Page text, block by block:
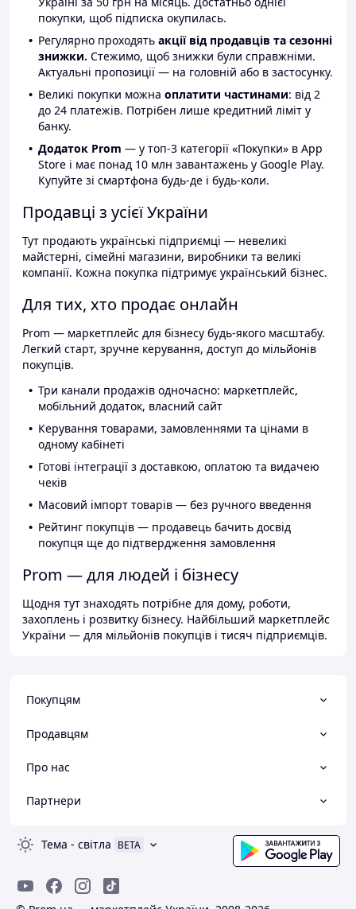
покупки, щоб підписка окупилась.
Регулярно проходять акції від продавців та сезонні
знижки. Стежимо, щоб знижки були справжніми.
Актуальні пропозиції — на головній або в застосунку.
Великі покупки можна оплатити частинами: від 2
до 24 платежів. Потрібен лише кредитний ліміт у
банку.
Додаток Prom — у топ-3 категорії «Покупки» в App
Store і має понад 10 млн завантажень у Google Play.
Купуйте зі смартфона будь-де і будь-коли.
Продавці з усієї України
Тут продають українські підприємці — невеликі
майстерні, сімейні магазини, виробники та великі
компанії. Кожна покупка підтримує український бізнес.
Для тих, хто продає онлайн
Prom — маркетплейс для бізнесу будь-якого масштабу.
Легкий старт, зручне керування, доступ до мільйонів
покупців.
Три канали продажів одночасно: маркетплейс,
мобільний додаток, власний сайт
Керування товарами, замовленнями та цінами в
одному кабінеті
Готові інтеграції з доставкою, оплатою та видачею
чеків
Масовий імпорт товарів — без ручного введення
Рейтинг покупців — продавець бачить досвід
покупця ще до підтвердження замовлення
Prom — для людей і бізнесу
Щодня тут знаходять потрібне для дому, роботи,
захоплень і розвитку бізнесу. Найбільший маркетплейс
України — для мільйонів покупців і тисяч підприємців.
Покупцям
Продавцям
Про нас
Партнери
Тема - світла BETA